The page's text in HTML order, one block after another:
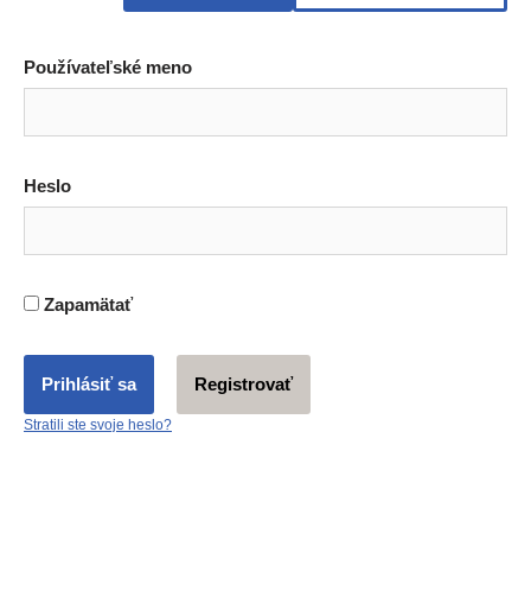
Používateľské meno
Heslo
Zapamätať
Registrovať
Stratili ste svo­je heslo?